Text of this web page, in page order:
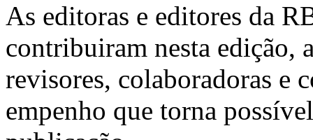
As editoras e editores da
contribuiram nesta edição,
revisores, colaboradoras e
empenho que torna